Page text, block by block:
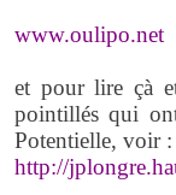
www.oulipo.net
et pour lire çà
pointillés qui
Potentielle, voir :
http://